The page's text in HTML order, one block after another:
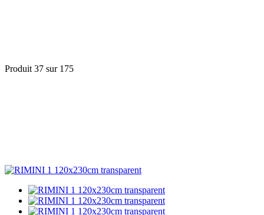
Produit 37 sur 175